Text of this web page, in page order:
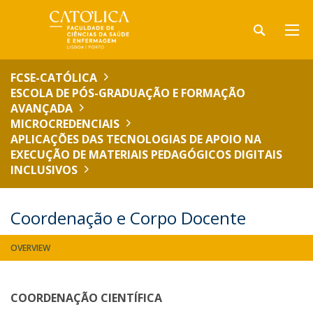
FCSE-CATÓLICA
ESCOLA DE PÓS-GRADUAÇÃO E FORMAÇÃO
AVANÇADA
MICROCREDENCIAIS
APLICAÇÕES DAS TECNOLOGIAS DE APOIO NA
EXECUÇÃO DE MATERIAIS PEDAGÓGICOS DIGITAIS
INCLUSIVOS
Coordenação e Corpo Docente
OVERVIEW
COORDENAÇÃO CIENTÍFICA